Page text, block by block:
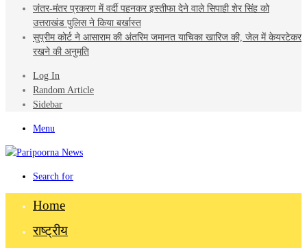
जंतर-मंतर प्रकरण में वर्दी पहनकर इस्तीफा देने वाले सिपाही शेर सिंह को
उत्तराखंड पुलिस ने किया बर्खास्त
सुप्रीम कोर्ट ने आसाराम की अंतरिम जमानत याचिका खारिज की, जेल में केयरटेकर
रखने की अनुमति
Log In
Random Article
Sidebar
Menu
Search for
Home
राष्ट्रीय